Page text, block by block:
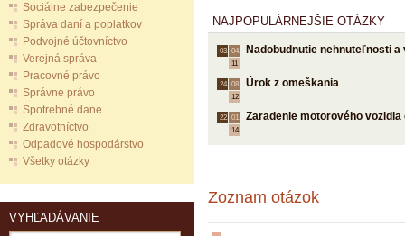
Sociálne zabezpečenie
Správa daní a poplatkov
Podvojné účtovníctvo
Verejná správa
Pracovné právo
Správne právo
Spotrebné dane
Zdravotníctvo
Odpadové hospodárstvo
Všetky otázky
VYHĽADÁVANIE
NAJPOPULÁRNEJŠIE OTÁZKY
03. 04.
11
Nadobudnutie nehnuteľnosti
24. 08.
12
Úrok z omeškania
22. 01.
14
Zaradenie motorového vozidla
Zoznam otázok